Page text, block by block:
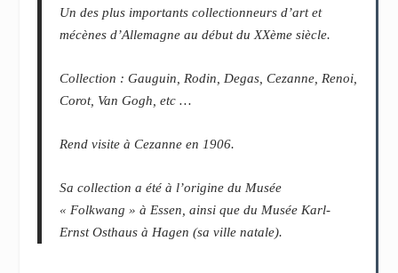
Un des plus importants collectionneurs d’art et
mécènes d’Allemagne au début du XXème siècle.
Collection : Gauguin, Rodin, Degas, Cezanne, Renoi,
Corot, Van Gogh, etc …
Rend visite à Cezanne en 1906.
Sa collection a été à l’origine du Musée
« Folkwang » à Essen, ainsi que du Musée Karl-
Ernst Osthaus à Hagen (sa ville natale).